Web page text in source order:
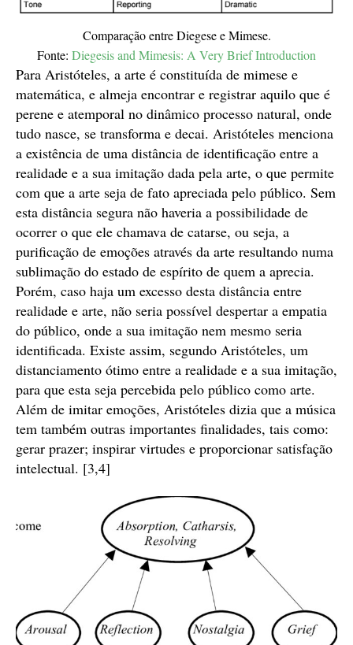
Comparação entre Diegese e Mimese.
Fonte: Diegesis and Mimesis: A Very Brief Introduction
Para Aristóteles, a arte é constituída de mimese e
matemática, e almeja encontrar e registrar aquilo que é
perene e atemporal no dinâmico processo natural, onde
tudo nasce, se transforma e decai. Aristóteles menciona
a existência de uma distância de identificação entre a
realidade e a sua imitação dada pela arte, o que permite
com que a arte seja de fato apreciada pelo público. Sem
esta distância segura não haveria a possibilidade de
ocorrer o que ele chamava de catarse, ou seja, a
purificação de emoções através da arte resultando numa
sublimação do estado de espírito de quem a aprecia.
Porém, caso haja um excesso desta distância entre
realidade e arte, não seria possível despertar a empatia
do público, onde a sua imitação nem mesmo seria
identificada. Existe assim, segundo Aristóteles, um
distanciamento ótimo entre a realidade e a sua imitação,
para que esta seja percebida pelo público como arte.
Além de imitar emoções, Aristóteles dizia que a música
tem também outras importantes finalidades, tais como:
gerar prazer; inspirar virtudes e proporcionar satisfação
intelectual. [3,4]